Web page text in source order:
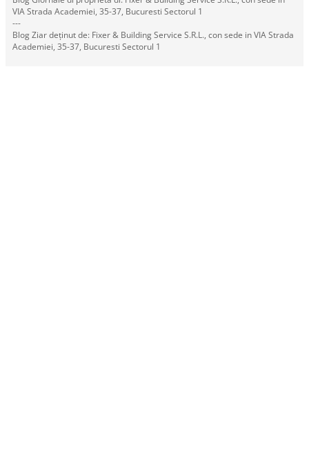
VIA Strada Academiei, 35-37, Bucuresti Sectorul 1
---
Blog Ziar deținut de: Fixer & Building Service S.R.L., con sede in VIA Strada
Academiei, 35-37, Bucuresti Sectorul 1